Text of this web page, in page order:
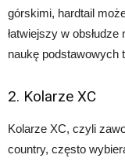
górskimi, hardtail
łatwiejszy w
naukę podstawowych
2. Kolarze XC
Kolarze XC, czyli
country, często